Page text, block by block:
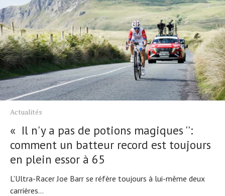
Actualités
« Il n'y a pas de potions magiques '':
comment un batteur record est toujours
en plein essor à 65
L'Ultra-Racer Joe Barr se réfère toujours à lui-même deux
carrières...